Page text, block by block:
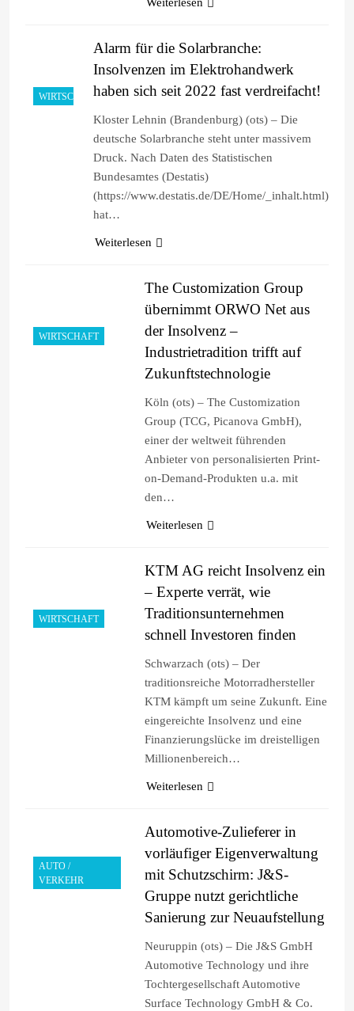
WIRTSCHAFT
Alarm für die Solarbranche:
Insolvenzen im Elektrohandwerk
haben sich seit 2022 fast verdreifacht!
Kloster Lehnin (Brandenburg) (ots) – Die
deutsche Solarbranche steht unter massivem
Druck. Nach Daten des Statistischen
Bundesamtes (Destatis)
(https://www.destatis.de/DE/Home/_inhalt.html)
hat…
Weiterlesen
WIRTSCHAFT
The Customization Group
übernimmt ORWO Net aus
der Insolvenz –
Industrietradition trifft auf
Zukunftstechnologie
Köln (ots) – The Customization
Group (TCG, Picanova GmbH),
einer der weltweit führenden
Anbieter von personalisierten Print-
on-Demand-Produkten u.a. mit
den…
Weiterlesen
WIRTSCHAFT
KTM AG reicht Insolvenz ein
– Experte verrät, wie
Traditionsunternehmen
schnell Investoren finden
Schwarzach (ots) – Der
traditionsreiche Motorradhersteller
KTM kämpft um seine Zukunft. Eine
eingereichte Insolvenz und eine
Finanzierungslücke im dreistelligen
Millionenbereich…
Weiterlesen
AUTO /
VERKEHR
Automotive-Zulieferer in
vorläufiger Eigenverwaltung
mit Schutzschirm: J&S-
Gruppe nutzt gerichtliche
Sanierung zur Neuaufstellung
Neuruppin (ots) – Die J&S GmbH
Automotive Technology und ihre
Tochtergesellschaft Automotive
Surface Technology GmbH & Co.